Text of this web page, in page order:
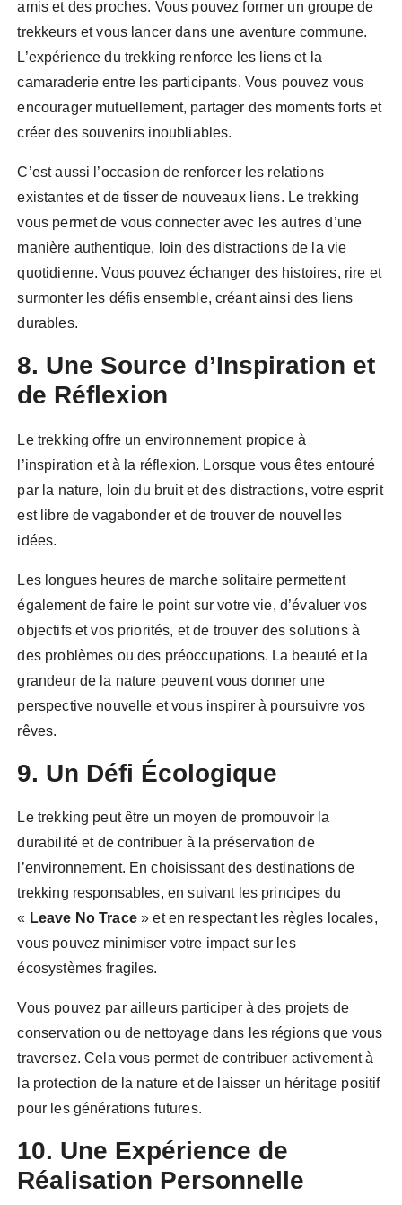
amis et des proches. Vous pouvez former un groupe de
trekkeurs et vous lancer dans une aventure commune.
L’expérience du trekking renforce les liens et la
camaraderie entre les participants. Vous pouvez vous
encourager mutuellement, partager des moments forts et
créer des souvenirs inoubliables.
C’est aussi l’occasion de renforcer les relations
existantes et de tisser de nouveaux liens. Le trekking
vous permet de vous connecter avec les autres d’une
manière authentique, loin des distractions de la vie
quotidienne. Vous pouvez échanger des histoires, rire et
surmonter les défis ensemble, créant ainsi des liens
durables.
8. Une Source d’Inspiration et
de Réflexion
Le trekking offre un environnement propice à
l’inspiration et à la réflexion. Lorsque vous êtes entouré
par la nature, loin du bruit et des distractions, votre esprit
est libre de vagabonder et de trouver de nouvelles
idées.
Les longues heures de marche solitaire permettent
également de faire le point sur votre vie, d’évaluer vos
objectifs et vos priorités, et de trouver des solutions à
des problèmes ou des préoccupations. La beauté et la
grandeur de la nature peuvent vous donner une
perspective nouvelle et vous inspirer à poursuivre vos
rêves.
9. Un Défi Écologique
Le trekking peut être un moyen de promouvoir la
durabilité et de contribuer à la préservation de
l’environnement. En choisissant des destinations de
trekking responsables, en suivant les principes du
« Leave No Trace» et en respectant les règles locales,
vous pouvez minimiser votre impact sur les
écosystèmes fragiles.
Vous pouvez par ailleurs participer à des projets de
conservation ou de nettoyage dans les régions que vous
traversez. Cela vous permet de contribuer activement à
la protection de la nature et de laisser un héritage positif
pour les générations futures.
10. Une Expérience de
Réalisation Personnelle